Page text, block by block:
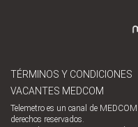
TÉRMINOS Y CONDICIONES
VACANTES MEDCOM
Telemetro es un canal de
derechos reservados.